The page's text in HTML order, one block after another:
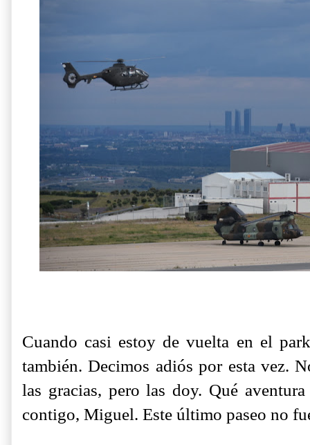
Cuando casi estoy de vuelta en el
también. Decimos adiós por esta vez.
las gracias, pero las doy. Qué
contigo, Miguel. Este último paseo no